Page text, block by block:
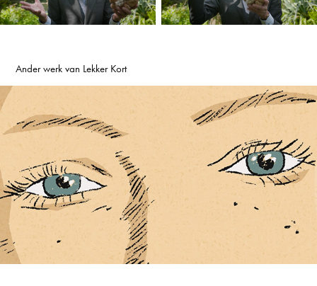
Ander werk van Lekker Kort
#WRS Nee
2022